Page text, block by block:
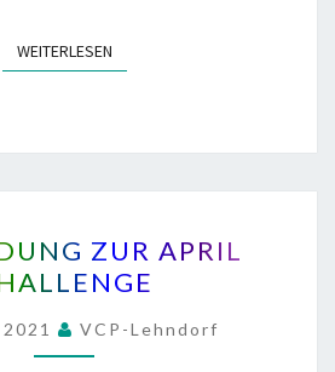
WEITERLESENWEITERLESEN
ZUR
APRIL
CHALLENGE
ZUR APRIL
VCP-Lehndorf